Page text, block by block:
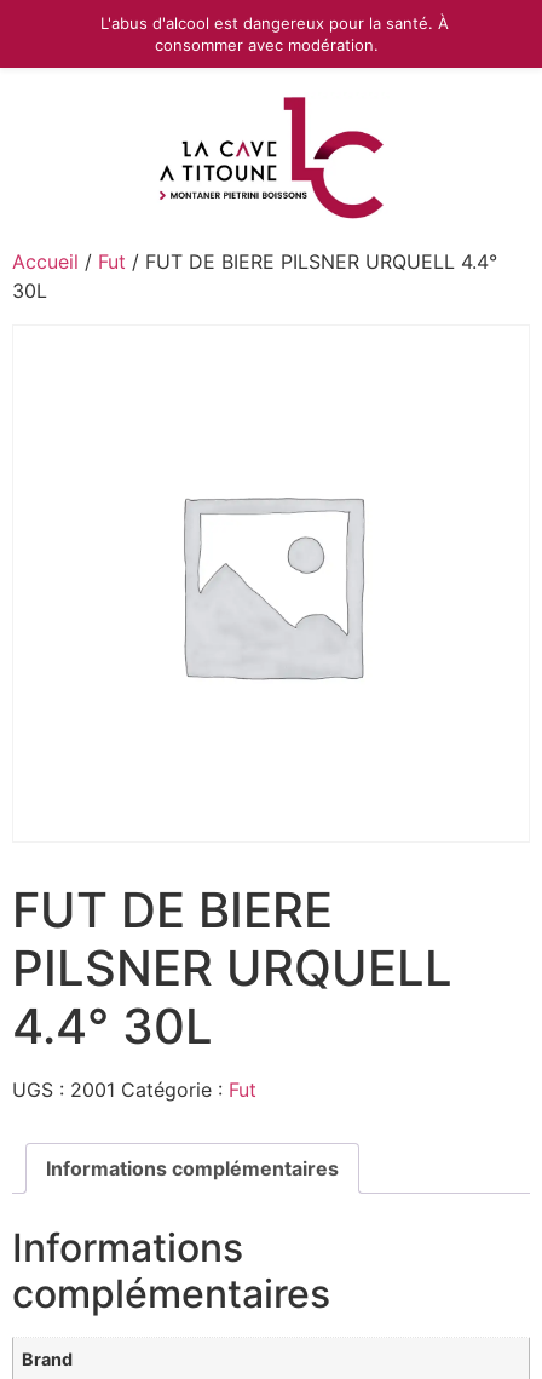
Accueil / Fut / FUT DE BIERE PILSNER URQUELL 4.4°
30L
FUT DE BIERE
PILSNER URQUELL
4.4° 30L
UGS : 2001 Catégorie : Fut
Informations complémentaires
Informations
complémentaires
Brand
L'abus d'alcool est dangereux pour la santé. À
consommer avec modération.